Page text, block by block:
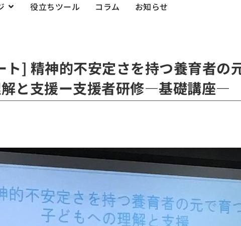
役立ちツール コラム お知らせ
ト] 精神的不安定さを持つ養育者の
解と支援ー支援者研修—基礎講座—